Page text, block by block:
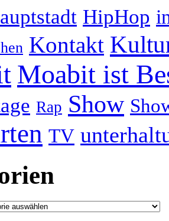
HipHop
Kontakt
Moabit ist
Rap Show
TV